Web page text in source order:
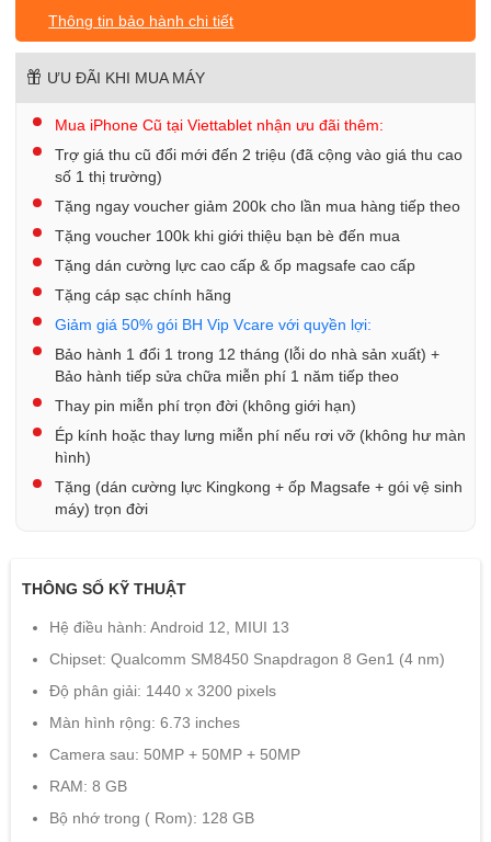
Thông tin bảo hành chi tiết
ƯU ĐÃI KHI MUA MÁY
Mua iPhone Cũ tại Viettablet nhận ưu đãi thêm:
Trợ giá thu cũ đổi mới đến 2 triệu (đã cộng vào giá thu cao
số 1 thị trường)
Tặng ngay voucher giảm 200k cho lần mua hàng tiếp theo
Tặng voucher 100k khi giới thiệu bạn bè đến mua
Tặng dán cường lực cao cấp & ốp magsafe cao cấp
Tặng cáp sạc chính hãng
Giảm giá 50% gói BH Vip Vcare với quyền lợi:
Bảo hành 1 đổi 1 trong 12 tháng (lỗi do nhà sản xuất) +
Bảo hành tiếp sửa chữa miễn phí 1 năm tiếp theo
Thay pin miễn phí trọn đời (không giới hạn)
Ép kính hoặc thay lưng miễn phí nếu rơi vỡ (không hư màn
hình)
Tặng (dán cường lực Kingkong + ốp Magsafe + gói vệ sinh
máy) trọn đời
THÔNG SỐ KỸ THUẬT
Hệ điều hành: Android 12, MIUI 13
Chipset: Qualcomm SM8450 Snapdragon 8 Gen1 (4 nm)
Độ phân giải: 1440 x 3200 pixels
Màn hình rộng: 6.73 inches
Camera sau: 50MP + 50MP + 50MP
RAM: 8 GB
Bộ nhớ trong ( Rom): 128 GB